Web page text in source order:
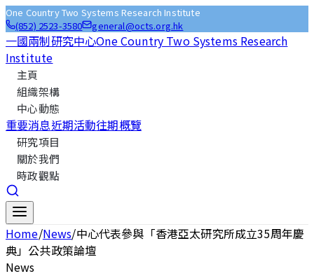
One Country Two Systems Research Institute
(852) 2523-3580
general@octs.org.hk
一國兩制研究中心One Country Two Systems Research
Institute
主頁
組織架構
中心動態
重要消息近期活動往期概覽
研究項目
關於我們
時政觀點
Home/News/中心代表參與「香港亞太研究所成立35周年慶
典」公共政策論壇
News